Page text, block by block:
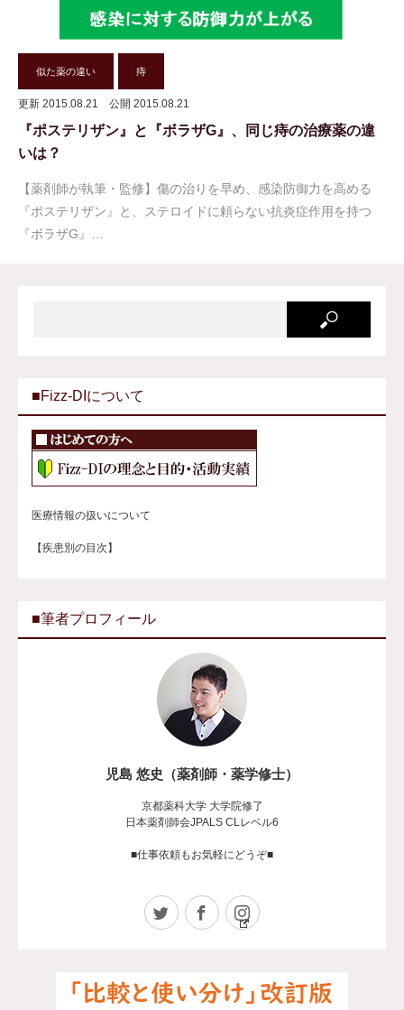
似た薬の違い 痔
更新 2015.08.21 公開 2015.08.21
『ポステリザン』と『ボラザG』、同じ痔の治療薬の違
いは？
【薬剤師が執筆・監修】傷の治りを早め、感染防御力を高める
『ポステリザン』と、ステロイドに頼らない抗炎症作用を持つ
『ボラザG』…
■Fizz-DIについて
医療情報の扱いについて
【疾患別の目次】
■筆者プロフィール
児島 悠史（薬剤師・薬学修士）
京都薬科大学 大学院修了
日本薬剤師会JPALS CLレベル6
■仕事依頼もお気軽にどうぞ■
Twitter Facebook